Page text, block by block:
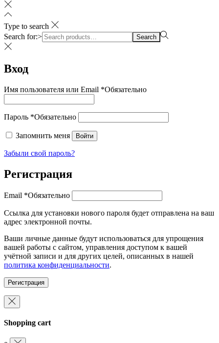
Type to search
Search for:>
Search
Вход
Имя пользователя или Email *Обязательно
Пароль *Обязательно
Запомнить меня Войти
Забыли свой пароль?
Регистрация
Email *Обязательно
Ссылка для установки нового пароля будет отправлена ​​на ваш
адрес электронной почты.
Ваши личные данные будут использоваться для упрощения
вашей работы с сайтом, управления доступом к вашей
учётной записи и для других целей, описанных в нашей
политика конфиденциальности.
Регистрация
Shopping cart